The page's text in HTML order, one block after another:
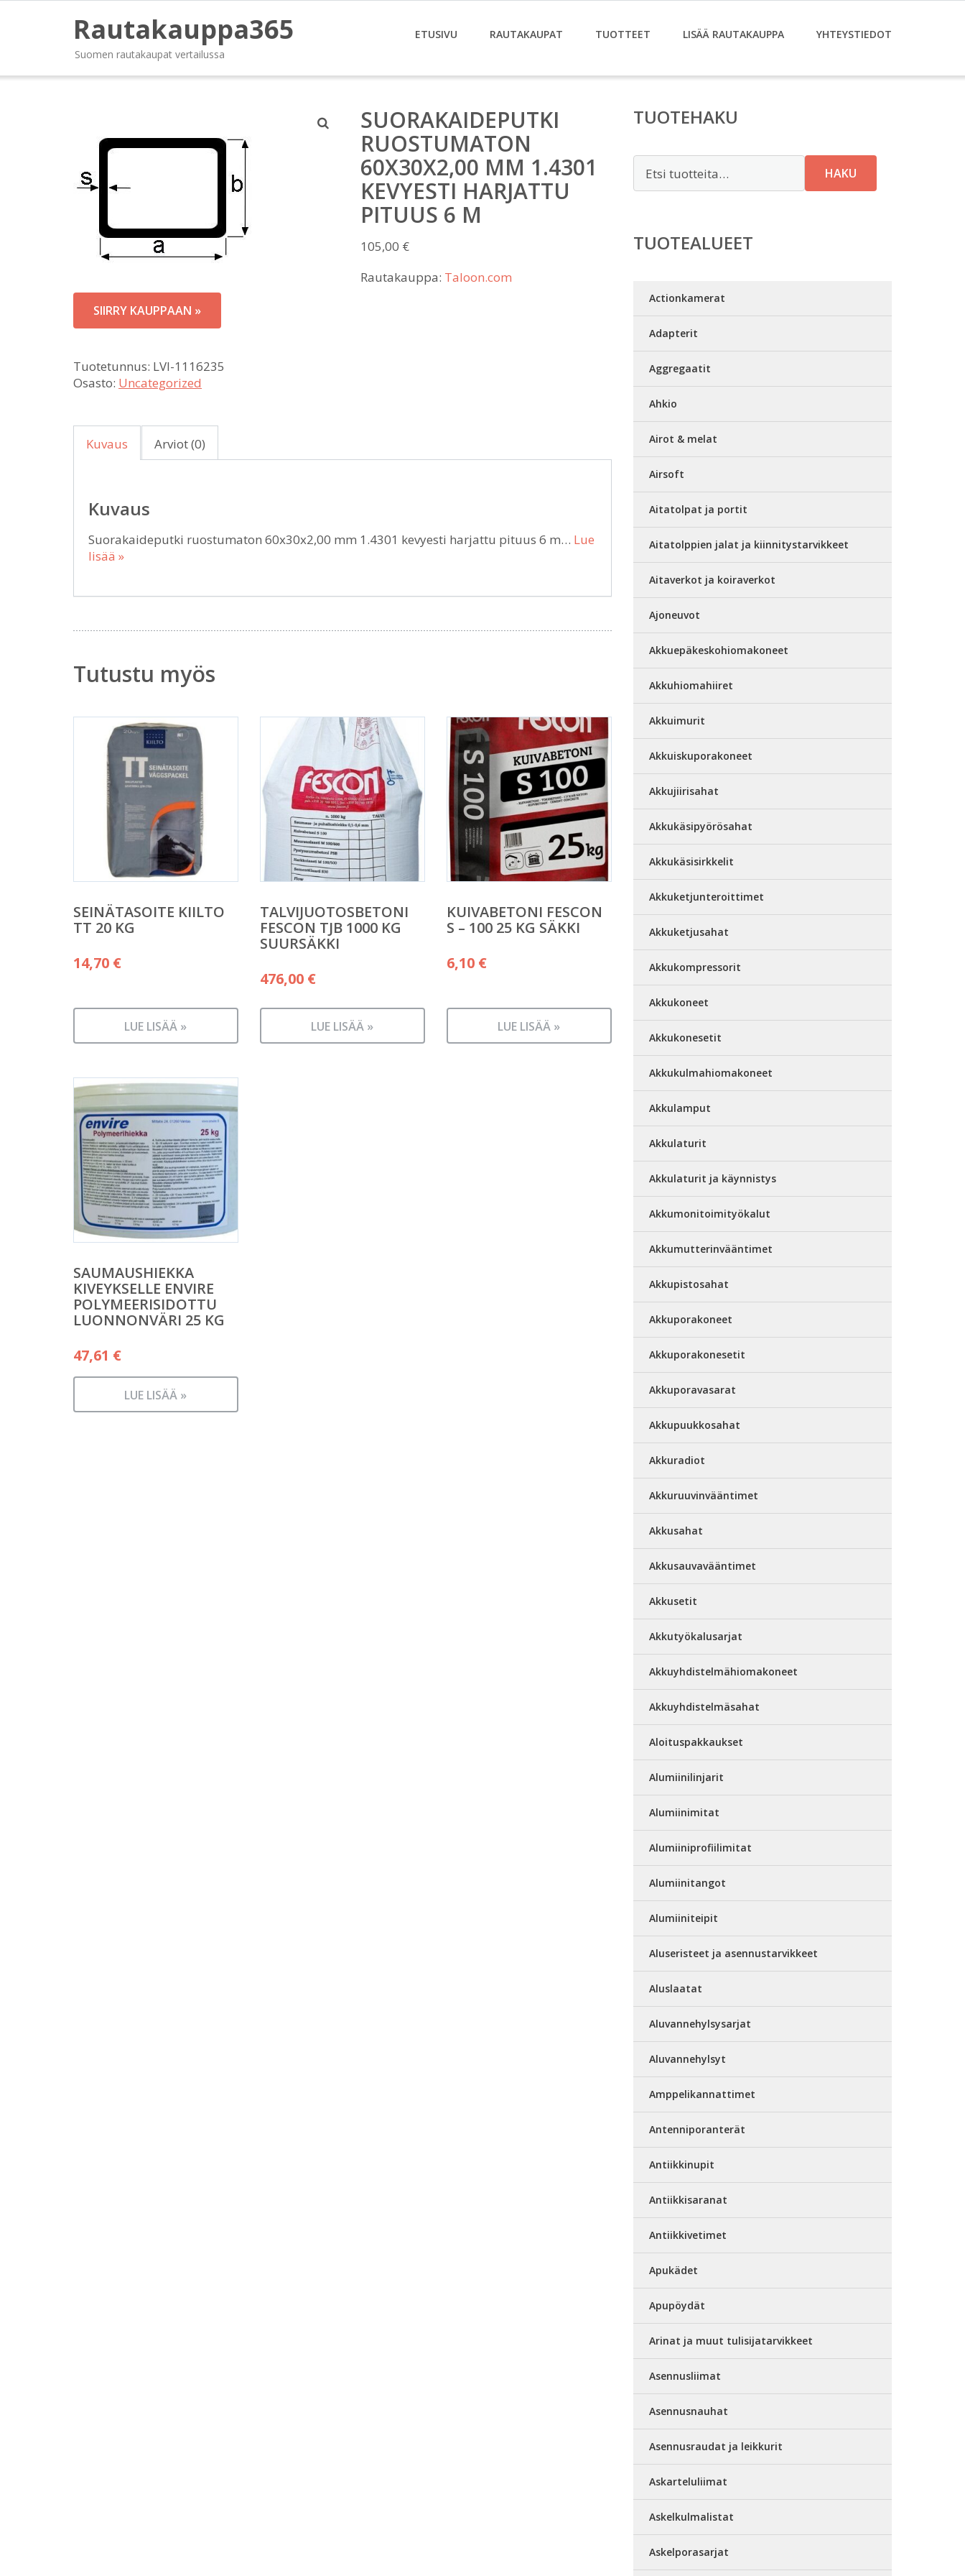
Rautakauppa365
Suomen rautakaupat vertailussa
ETUSIVU RAUTAKAUPAT TUOTTEET LISÄÄ RAUTAKAUPPA YHTEYSTIEDOT
SUORAKAIDEPUTKI
RUOSTUMATON
60X30X2,00 MM 1.4301
KEVYESTI HARJATTU
PITUUS 6 M
105,00 €
Rautakauppa: Taloon.com
SIIRRY KAUPPAAN »
Tuotetunnus: LVI-1116235
Osasto: Uncategorized
Kuvaus Arviot (0)
Kuvaus
Suorakaideputki ruostumaton 60x30x2,00 mm 1.4301 kevyesti harjattu pituus 6 m… Lue
lisää »
Tutustu myös
SEINÄTASOITE KIILTO
TT 20 KG
14,70 €
LUE LISÄÄ »
TALVIJUOTOSBETONI
FESCON TJB 1000 KG
SUURSÄKKI
476,00 €
LUE LISÄÄ »
KUIVABETONI FESCON
S – 100 25 KG SÄKKI
6,10 €
LUE LISÄÄ »
SAUMAUSHIEKKA
KIVEYKSELLE ENVIRE
POLYMEERISIDOTTU
LUONNONVÄRI 25 KG
47,61 €
LUE LISÄÄ »
TUOTEHAKU
HAKU
TUOTEALUEET
Actionkamerat
Adapterit
Aggregaatit
Ahkio
Airot & melat
Airsoft
Aitatolpat ja portit
Aitatolppien jalat ja kiinnitystarvikkeet
Aitaverkot ja koiraverkot
Ajoneuvot
Akkuepäkeskohiomakoneet
Akkuhiomahiiret
Akkuimurit
Akkuiskuporakoneet
Akkujiirisahat
Akkukäsipyörösahat
Akkukäsisirkkelit
Akkuketjunteroittimet
Akkuketjusahat
Akkukompressorit
Akkukoneet
Akkukonesetit
Akkukulmahiomakoneet
Akkulamput
Akkulaturit
Akkulaturit ja käynnistys
Akkumonitoimityökalut
Akkumutterinvääntimet
Akkupistosahat
Akkuporakoneet
Akkuporakonesetit
Akkuporavasarat
Akkupuukkosahat
Akkuradiot
Akkuruuvinvääntimet
Akkusahat
Akkusauvavääntimet
Akkusetit
Akkutyökalusarjat
Akkuyhdistelmähiomakoneet
Akkuyhdistelmäsahat
Aloituspakkaukset
Alumiinilinjarit
Alumiinimitat
Alumiiniprofiilimitat
Alumiinitangot
Alumiiniteipit
Aluseristeet ja asennustarvikkeet
Aluslaatat
Aluvannehylsysarjat
Aluvannehylsyt
Amppelikannattimet
Antenniporanterät
Antiikkinupit
Antiikkisaranat
Antiikkivetimet
Apukädet
Apupöydät
Arinat ja muut tulisijatarvikkeet
Asennusliimat
Asennusnauhat
Asennusraudat ja leikkurit
Askarteluliimat
Askelkulmalistat
Askelporasarjat